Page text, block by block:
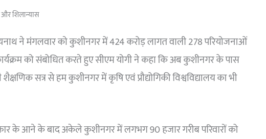
शिलान्यास
ने मंगलवार को कुशीनगर में 424 करोड़ लागत वाली 278 परियोजनाओं
को संबोधित करते हुए सीएम योगी ने कहा कि अब कुशीनगर के पास
सत्र से हम कुशीनगर में कृषि एवं प्रौद्योगिकी विश्वविद्यालय का भी
के आने के बाद अकेले कुशीनगर में लगभग 90 हजार गरीब परिवारों को